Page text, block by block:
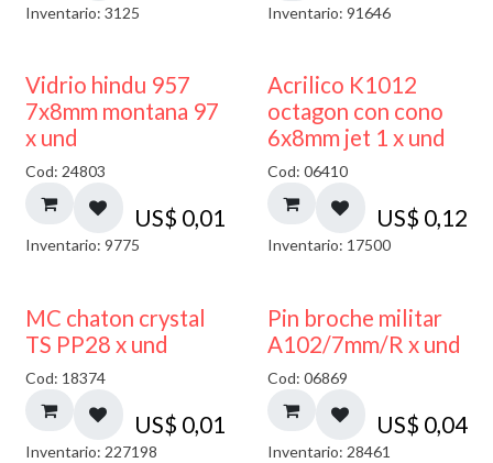
Inventario: 3125 Inventario: 91646
40% DESCUENTO
Vidrio hindu 957
7x8mm montana 97
x und
Cod: 24803
US$ 0,01
Inventario: 9775
Acrilico K1012
octagon con cono
6x8mm jet 1 x und
Cod: 06410
US$ 0,12
Inventario: 17500
MC chaton crystal
TS PP28 x und
Cod: 18374
US$ 0,01
Inventario: 227198
Pin broche militar
A102/7mm/R x und
Cod: 06869
US$ 0,04
Inventario: 28461